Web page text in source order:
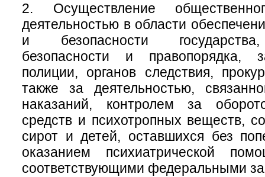
2. Осуществление
деятельностью в области
и безопасности
безопасности и правопорядка,
полиции, органов следствия,
также за деятельностью,
наказаний, контролем за
средств и психотропных веществ,
сирот и детей, оставшихся без
оказанием психиатрической
соответствующими федеральными